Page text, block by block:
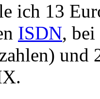
ich 13
ISDN,